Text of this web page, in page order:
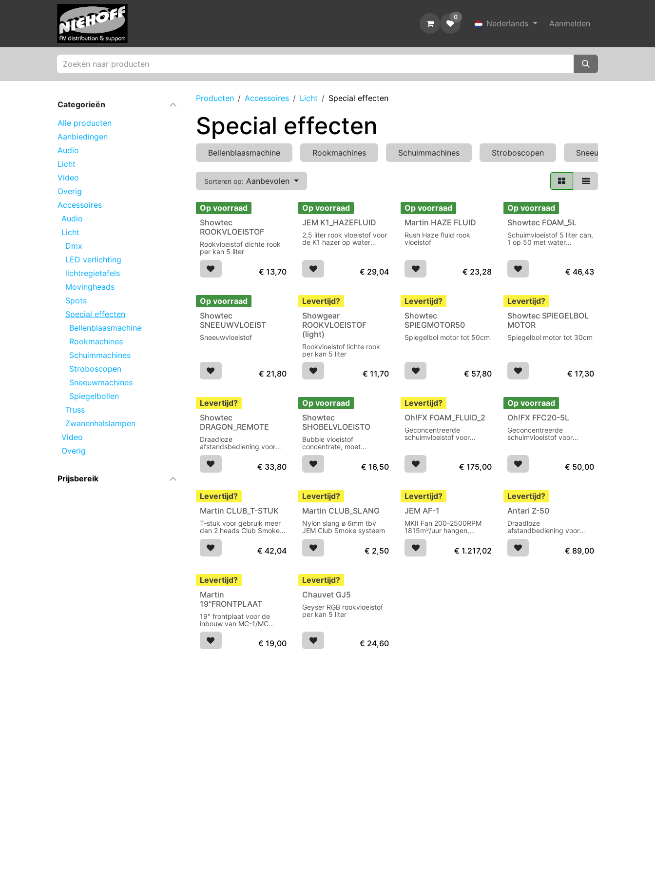
Overslaan naar inhoud
0
Nederlands Aanmelden
Categorieën
Alle producten
Aanbiedingen
Audio
Licht
Video
Overig
Accessoires
Audio
Licht
Dmx
LED verlichting
lichtregietafels
Movingheads
Spots
Special effecten
Bellenblaasmachine
Rookmachines
Schuimmachines
Stroboscopen
Sneeuwmachines
Spiegelbollen
Truss
Zwanenhalslampen
Video
Overig
Prijsbereik
Producten Accessoires Licht Special effecten
Special effecten
Bellenblaasmachine Rookmachines Schuimmachines Stroboscopen Sneeuwmachines
Sorteren op: Aanbevolen
Op voorraad
Showtec
ROOKVLOEISTOF
Rookvloeistof dichte rook
per kan 5 liter
€ 13,70
Op voorraad
JEM K1_HAZEFLUID
2,5 liter rook vloeistof voor
de K1 hazer op water
€ 29,04
Op voorraad
Martin HAZE FLUID
Rush Haze fluid rook
vloeistof
€ 23,28
Op voorraad
Showtec FOAM_5L
Schuimvloeistof 5 liter can,
1 op 50 met water
€ 46,43
Op voorraad
Showtec
SNEEUWVLOEIST
Sneeuwvloeistof
€ 21,80
Levertijd?
Showgear
ROOKVLOEISTOF
(light)
Rookvloeistof lichte rook
per kan 5 liter
€ 11,70
Levertijd?
Showtec
SPIEGMOTOR50
Spiegelbol motor tot 50cm
€ 57,80
Levertijd?
Showtec SPIEGELBOL
MOTOR
Spiegelbol motor tot 30cm
€ 17,30
Levertijd?
Showtec
DRAGON_REMOTE
Draadloze
afstandsbediening voor
Dragon serie
€ 33,80
Op voorraad
Showtec
SHOBELVLOEISTO
Bubble vloeistof
concentrate, moet
verdund worden met water
€ 16,50
Levertijd?
Oh!FX FOAM_FLUID_2
Geconcentreerde
schuimvloeistof voor
€ 175,00
Op voorraad
Oh!FX FFC20-5L
Geconcentreerde
schuimvloeistof voor
€ 50,00
Levertijd?
Martin CLUB_T-STUK
T-stuk voor gebruik meer
dan 2 heads Club Smoke
systeem
€42,04
Levertijd?
Martin CLUB_SLANG
Nylon slang ø 6mm tbv
JEM Club Smoke systeem
€ 2,50
Levertijd?
JEM AF-1
MKII Fan 200-2500RPM
1815m³/uur hangen,
afstandbediening DMX
€ 1.217,02
Levertijd?
Antari Z-50
Draadloze
afstandbediening voor
Z800, Z1000, HZ400
€ 89,00
Levertijd?
Martin
19"FRONTPLAAT
19" frontplaat voor de
inbouw van MC-1/MC
showtime/Detonator
€ 19,00
Levertijd?
Uitverkocht
Chauvet GJ5
Geyser RGB rookvloeistof
per kan 5 liter
€ 24,60